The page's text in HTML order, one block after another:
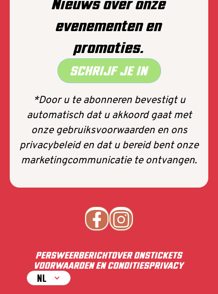
evenementen en
promoties.
SCHRIJF JE IN
*Door u te abonneren bevestigt u
automatisch dat u akkoord gaat met
onze gebruiksvoorwaarden en ons
privacybeleid en dat u bereid bent onze
marketingcommunicatie te ontvangen.
PERSWEERBERICHTOVER ONSTICKETS
VOORWAARDEN EN CONDITIESPRIVACY
NL